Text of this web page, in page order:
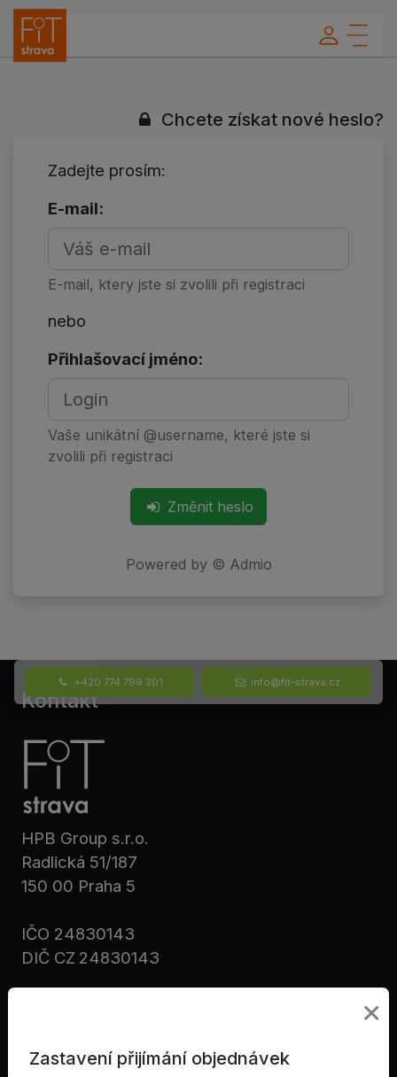
Chcete získat nové heslo?
Zadejte prosím:
E-mail:
E-mail, ktery jste si zvolili při registraci
nebo
Přihlašovací jméno:
Vaše unikátní @username, které jste si
zvolili při registraci
Změnit heslo
Powered by © Admio
+420 774 799 301 info@fit-strava.cz
Kontakt
HPB Group s.r.o.
Radlická 51/187
150 00 Praha 5
IČO 24830143
DIČ CZ 24830143
×
Zastavení přijímání objednávek